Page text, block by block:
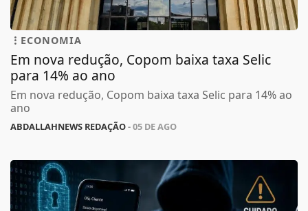
ECONOMIA
Em nova redução, Copom baixa taxa Selic
para 14% ao ano
Em nova redução, Copom baixa taxa Selic para 14% ao
ano
ABDALLAHNEWS REDAÇÃO- 05 DE AGO